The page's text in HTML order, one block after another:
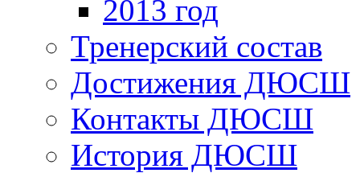
2013 год
Тренерский состав
Достижения ДЮСШ
Контакты ДЮСШ
История ДЮСШ